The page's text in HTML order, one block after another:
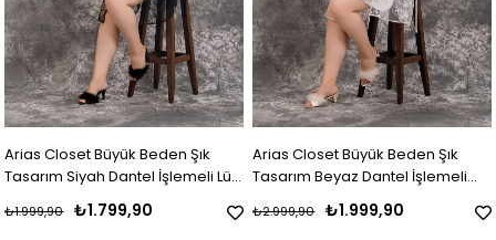
Arias Closet Büyük Beden Şık
Tasarım Siyah Dantel İşlemeli Lüx
₺1.799,90
₺1.999,90
Arias Closet Büyük Beden Şık
Tasarım Beyaz Dantel İşlemeli
Takımı
₺1.999,90
₺2.999,90